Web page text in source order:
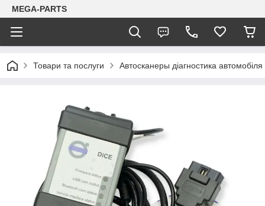
MEGA-PARTS
Товари та послуги Автосканеры діагностика автомобіля